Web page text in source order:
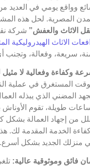
وواقع يومي في العديد
المصرية. لحل هذه
الاثاث والعفش” شركة
الاثاث الهيدروليكية
سريعة، وفعالة،
وكفاءة وفعالية لا مثيل
المستغرق في عملية
المضني الذي يبذله
طويلة، تقوم الأوناش
من إجهاد العمالة بشكل
الخدمة المقدمة لك.
منزلك الجديد بشكل أسرع.
فائق وموثوقية عالية: